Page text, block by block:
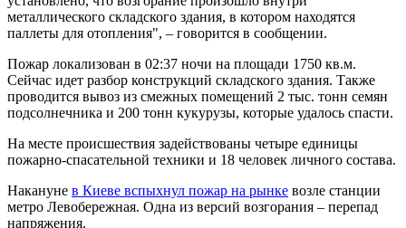
металлического складского здания, в котором находятся
паллеты для отопления", – говорится в сообщении.
Пожар локализован в 02:37 ночи на площади 1750 кв.м.
Сейчас идет разбор конструкций складского здания. Также
проводится вывоз из смежных помещений 2 тыс. тонн семян
подсолнечника и 200 тонн кукурузы, которые удалось спасти.
На месте происшествия задействованы четыре единицы
пожарно-спасательной техники и 18 человек личного состава.
Накануне в Киеве вспыхнул пожар на рынке возле станции
метро Левобережная. Одна из версий возгорания – перепад
напряжения.